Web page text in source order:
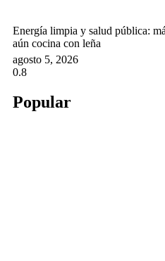
Energía limpia y salud pública:
aún cocina con leña
agosto 5, 2026
Popular